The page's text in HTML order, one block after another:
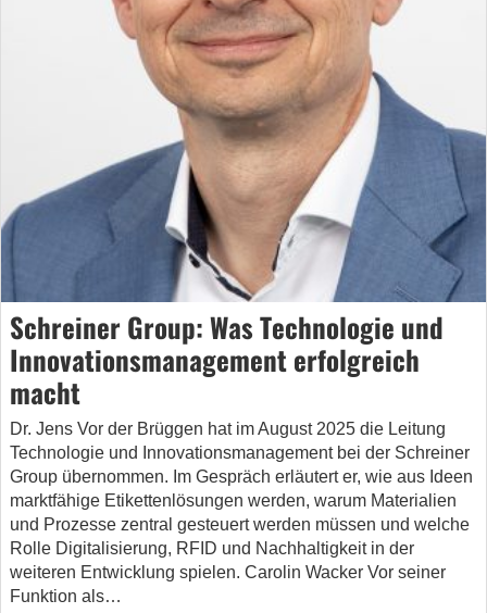
Schreiner Group: Was Technologie und
Innovations­management erfolgreich
macht
Dr. Jens Vor der Brüggen hat im August 2025 die Leitung
Technologie und Innovationsmanagement bei der Schreiner
Group übernommen. Im Gespräch erläutert er, wie aus Ideen
marktfähige Etikettenlösungen werden, warum Materialien
und Prozesse zentral gesteuert werden müssen und welche
Rolle Digitalisierung, RFID und Nachhaltigkeit in der
weiteren Entwicklung spielen. Carolin Wacker Vor seiner
Funktion als…